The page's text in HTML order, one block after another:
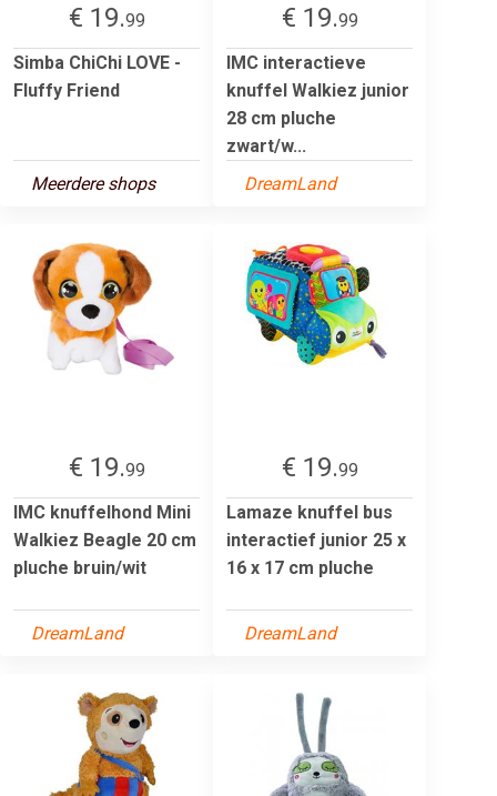
€ 19.99
Simba ChiChi LOVE -
Fluffy Friend
Meerdere shops
€ 19.99
IMC interactieve
knuffel Walkiez junior
28 cm pluche
zwart/w...
DreamLand
€ 19.99
IMC knuffelhond Mini
Walkiez Beagle 20 cm
pluche bruin/wit
DreamLand
€ 19.99
Lamaze knuffel bus
interactief junior 25 x
16 x 17 cm pluche
DreamLand